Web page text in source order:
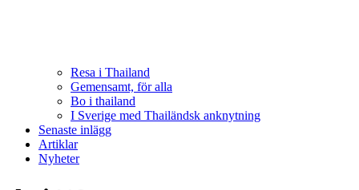
Resa i Thailand
Gemensamt, för alla
Bo i thailand
I Sverige med Thailändsk anknytning
Senaste inlägg
Artiklar
Nyheter